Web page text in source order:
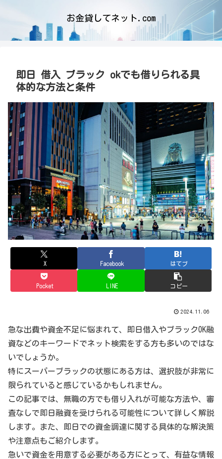
お金貸してネット.com
即日 借入 ブラック okでも借りられる具
体的な方法と条件
X Facebook はてブ
Pocket LINE コピー
2024.11.06
急な出費や資金不足に悩まれて、即日借入やブラックOK融
資などのキーワードでネット検索をする方も多いのではな
いでしょうか。
特にスーパーブラックの状態にある方は、選択肢が非常に
限られていると感じているかもしれません。
この記事では、無職の方でも借り入れが可能な方法や、審
査なしで即日融資を受けられる可能性について詳しく解説
します。また、即日での資金調達に関する具体的な解決策
や注意点もご紹介します。
急いで資金を用意する必要がある方にとって、有益な情報